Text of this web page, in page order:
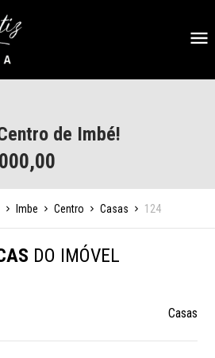
de Imbé!
Imbe Centro Casas 124
DO IMÓVEL
Casas